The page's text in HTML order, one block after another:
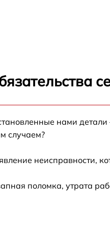
Pro 16 Flex
MSI Pro 16 Flex
нами
случаем?
неисправности,
поломка, утрата